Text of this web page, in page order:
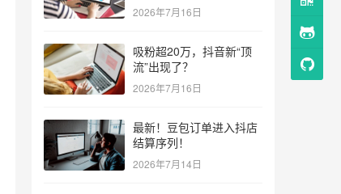
2026年7月16日
吸粉超20万，抖音新“顶
流”出现了？
2026年7月16日
最新！豆包订单进入抖店
结算序列！
2026年7月14日